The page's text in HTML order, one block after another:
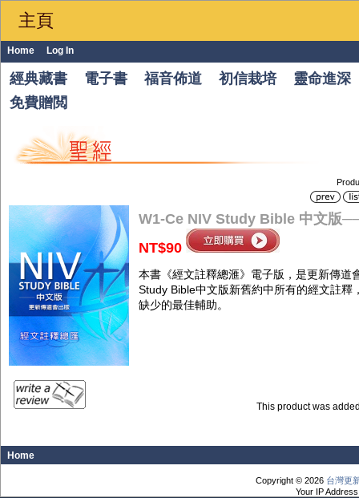
主頁
Home Log In
經典藏書 電子書 福音佈道 初信栽培
靈命進深
免費贈閲
W1-Ce NIV Study Bible 中文版
NT$90
本書《經文註釋總滙》電子版，是更新傳道
Study Bible中文版新舊約中所有的經文註
缺少的最佳輔助。
This product was
Home
Copyright © 2026 台灣更
Your IP